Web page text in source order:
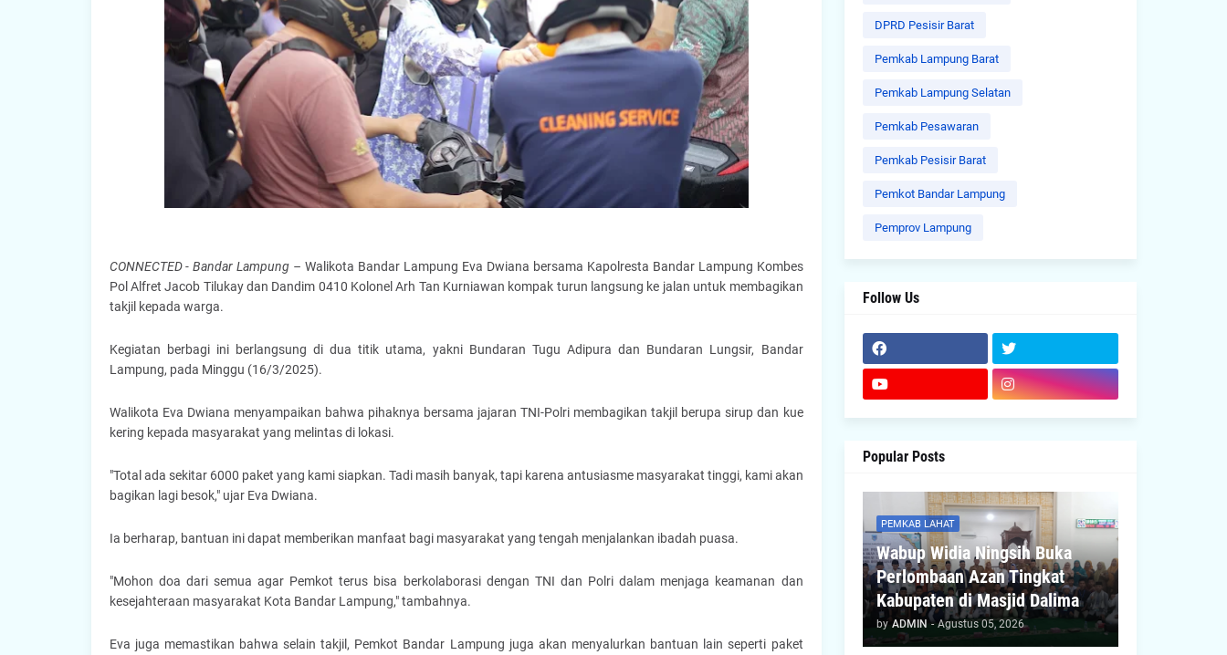
CONNECTED - Bandar Lampung –Walikota Bandar Lampung Eva Dwiana bersama Kapolresta Bandar Lampung Kombes
Pol Alfret Jacob Tilukay dan Dandim 0410 Kolonel Arh Tan Kurniawan kompak turun langsung ke jalan untuk membagikan
takjil kepada warga.
Kegiatan berbagi ini berlangsung di dua titik utama, yakni Bundaran Tugu Adipura dan Bundaran Lungsir, Bandar
Lampung, pada Minggu (16/3/2025).
Walikota Eva Dwiana menyampaikan bahwa pihaknya bersama jajaran TNI-Polri membagikan takjil berupa sirup dan kue
kering kepada masyarakat yang melintas di lokasi.
"Total ada sekitar 6000 paket yang kami siapkan. Tadi masih banyak, tapi karena antusiasme masyarakat tinggi, kami akan
bagikan lagi besok," ujar Eva Dwiana.
Ia berharap, bantuan ini dapat memberikan manfaat bagi masyarakat yang tengah menjalankan ibadah puasa.
"Mohon doa dari semua agar Pemkot terus bisa berkolaborasi dengan TNI dan Polri dalam menjaga keamanan dan
kesejahteraan masyarakat Kota Bandar Lampung," tambahnya.
Eva juga memastikan bahwa selain takjil, Pemkot Bandar Lampung juga akan menyalurkan bantuan lain seperti paket
DPRD Pesisir Barat
Pemkab Lampung Barat
Pemkab Lampung Selatan
Pemkab Pesawaran
Pemkab Pesisir Barat
Pemkot Bandar Lampung
Pemprov Lampung
Follow Us
Popular Posts
PEMKAB LAHAT
Wabup Widia Ningsih Buka
Perlombaan Azan Tingkat
Kabupaten di Masjid Dalima
by ADMIN - Agustus 05, 2026